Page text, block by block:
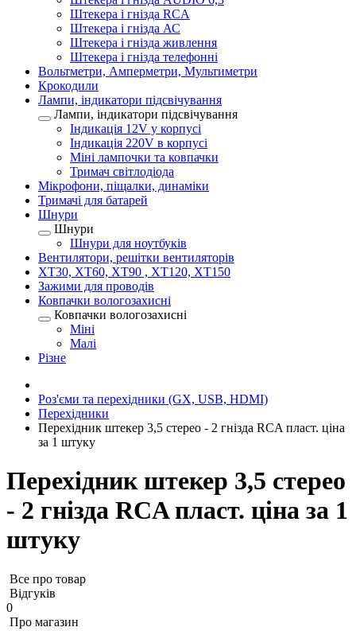
Штекера і гнізда RCA
Штекера і гнізда АС
Штекера і гнізда живлення
Штекера і гнізда телефонні
Вольтметри, Амперметри, Мультиметри
Крокодили
Лампи, індикатори підсвічування
Лампи, індикатори підсвічування
Індикація 12V у корпусі
Індикація 220V в корпусі
Міні лампочки та ковпачки
Тримач світлодіода
Мікрофони, піщалки, динаміки
Тримачі для батарей
Шнури
Шнури
Шнури для ноутбуків
Вентилятори, решітки вентиляторів
XT30, XT60, XT90 , XT120, XT150
Зажими для проводів
Ковпачки вологозахисні
Ковпачки вологозахисні
Міні
Малі
Різне
Роз'єми та перехідники (GX, USB, HDMI)
Перехідники
Перехідник штекер 3,5 стерео - 2 гнізда RCA пласт. ціна
за 1 штуку
Перехідник штекер 3,5 стерео
- 2 гнізда RCA пласт. ціна за 1
штуку
Все про товар
Відгуків
0
Про магазин